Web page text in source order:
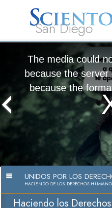
San Diego
¿Qué es
Scientology?
The media could
because the
because the
UNIDOS POR LOS
HACIENDO DE LOS DERECHOS
Haciendo los